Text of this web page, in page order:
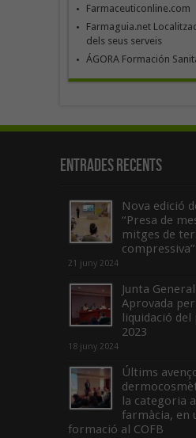
Farmaceuticonline.com
Farmaguia.net
dels seus serveis
ÁGORA Formación
Entrades recents
Nova edició
“Presa de
mitges de
compressiva”
21 juny 2024
Junta
Aprovada
liquidació del
2023
18 juny 2024
Últims
la categoria
farmàcia, en
formació al COFB